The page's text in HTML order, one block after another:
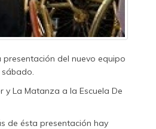
del nuevo equipo
La Matanza a la Escuela De
de ésta presentación hay